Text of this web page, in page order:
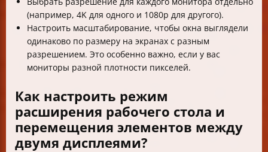
(например, 4K для одного и 1080p для другого).
Настроить масштабирование, чтобы окна выглядели
одинаково по размеру на экранах с разным
разрешением. Это особенно важно, если у вас
мониторы разной плотности пикселей.
Как настроить режим
расширения рабочего стола и
перемещения элементов между
двумя дисплеями?